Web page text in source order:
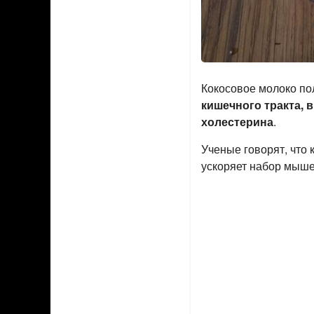
Кокосовое молоко
кишечного тракта,
холестерина.
Ученые говорят,
ускоряет набор